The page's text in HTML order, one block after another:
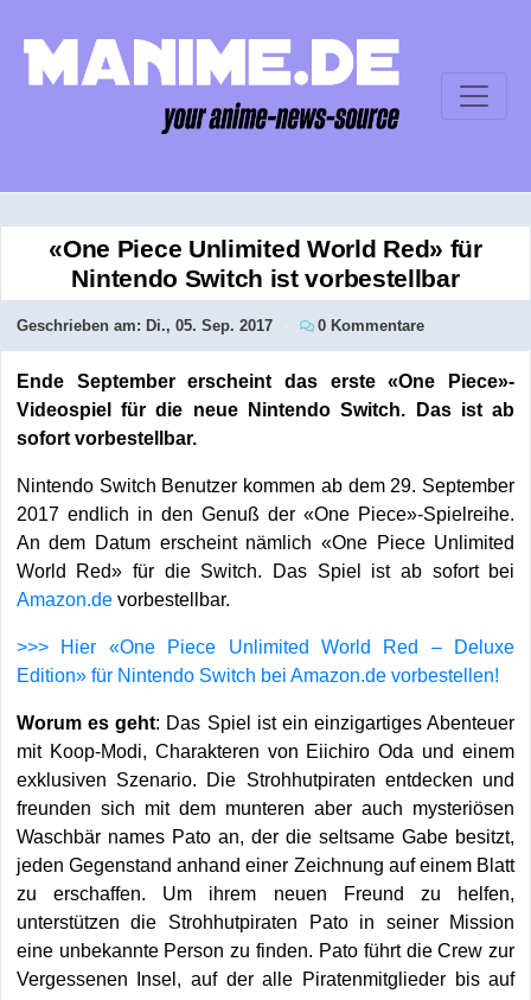
«One Piece Unlimited World Red» für
Nintendo Switch ist vorbestellbar
Geschrieben am: Di., 05. Sep. 2017 0 Kommentare
Ende September erscheint das erste «One Piece»-
Videospiel für die neue Nintendo Switch. Das ist ab
sofort vorbestellbar.
Nintendo Switch Benutzer kommen ab dem 29. September
2017 endlich in den Genuß der «One Piece»-Spielreihe.
An dem Datum erscheint nämlich «One Piece Unlimited
World Red» für die Switch. Das Spiel ist ab sofort bei
Amazon.devorbestellbar.
>>> Hier «One Piece Unlimited World Red – Deluxe
Edition» für Nintendo Switch bei Amazon.de vorbestellen!
Worum es geht: Das Spiel ist ein einzigartiges Abenteuer
mit Koop-Modi, Charakteren von Eiichiro Oda und einem
exklusiven Szenario. Die Strohhutpiraten entdecken und
freunden sich mit dem munteren aber auch mysteriösen
Waschbär names Pato an, der die seltsame Gabe besitzt,
jeden Gegenstand anhand einer Zeichnung auf einem Blatt
zu erschaffen. Um ihrem neuen Freund zu helfen,
unterstützen die Strohhutpiraten Pato in seiner Mission
eine unbekannte Person zu finden. Pato führt die Crew zur
Vergessenen Insel, auf der alle Piratenmitglieder bis auf